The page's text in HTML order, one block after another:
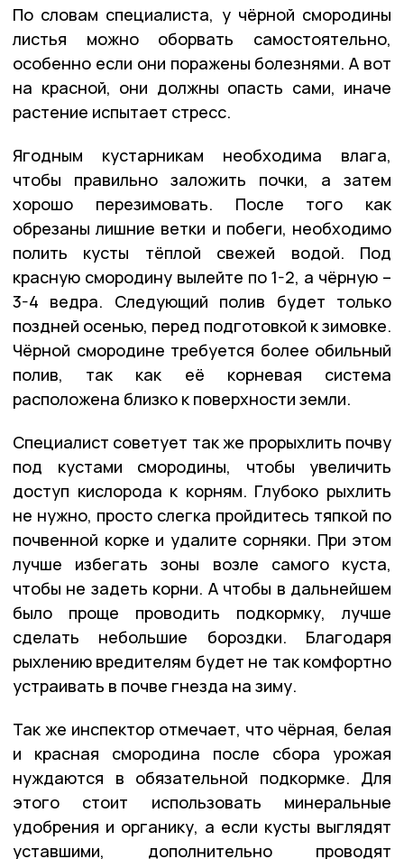
По словам специалиста, у чёрной смородины
листья можно оборвать самостоятельно,
особенно если они поражены болезнями. А вот
на красной, они должны опасть сами, иначе
растение испытает стресс.
Ягодным кустарникам необходима влага,
чтобы правильно заложить почки, а затем
хорошо перезимовать. После того как
обрезаны лишние ветки и побеги, необходимо
полить кусты тёплой свежей водой. Под
красную смородину вылейте по 1-2, а чёрную –
3-4 ведра. Следующий полив будет только
поздней осенью, перед подготовкой к зимовке.
Чёрной смородине требуется более обильный
полив, так как её корневая система
расположена близко к поверхности земли.
Специалист советует так же прорыхлить почву
под кустами смородины, чтобы увеличить
доступ кислорода к корням. Глубоко рыхлить
не нужно, просто слегка пройдитесь тяпкой по
почвенной корке и удалите сорняки. При этом
лучше избегать зоны возле самого куста,
чтобы не задеть корни. А чтобы в дальнейшем
было проще проводить подкормку, лучше
сделать небольшие бороздки. Благодаря
рыхлению вредителям будет не так комфортно
устраивать в почве гнезда на зиму.
Так же инспектор отмечает, что чёрная, белая
и красная смородина после сбора урожая
нуждаются в обязательной подкормке. Для
этого стоит использовать минеральные
удобрения и органику, а если кусты выглядят
уставшими, дополнительно проводят